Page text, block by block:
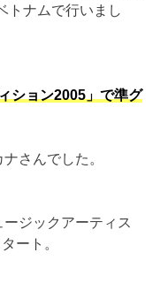
トナムで行いまし
ション2005」で準グ
さんでした。
ジックアーティス
ート。